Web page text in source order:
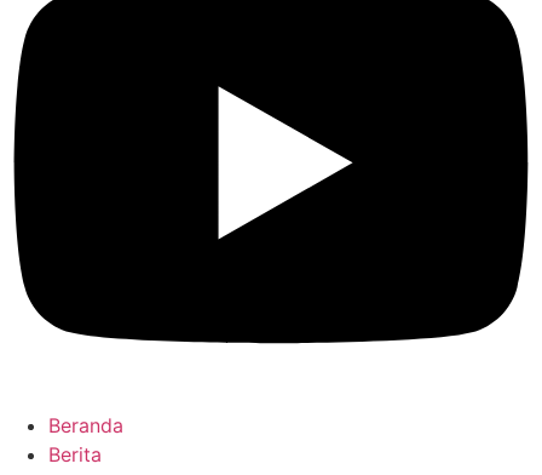
Beranda
Berita